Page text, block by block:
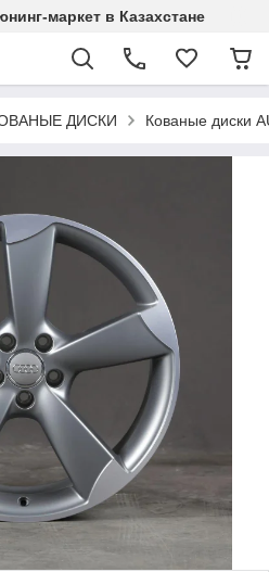
маркет в Казахстане
ДИСКИ Кованые диски